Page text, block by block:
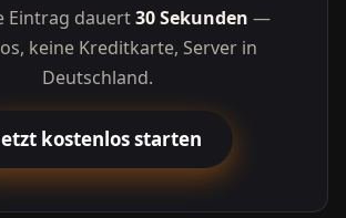
Eintrag dauert30 Sekunden —
keine Kreditkarte, Server in
Deutschland.
kostenlos starten